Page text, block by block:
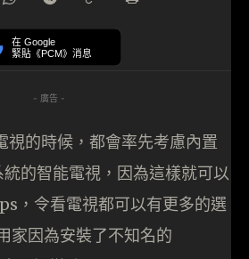
在 Google
緊貼《PCM》消息
- 廣告 -
視的時候，都會率先考慮內置
的智能電視，因為這樣就可以
，令看電視都可以有更多的選
家因為安裝了不知名的